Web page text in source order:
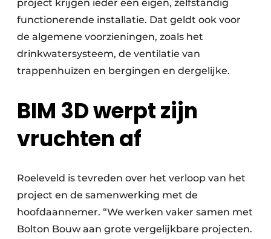
project krijgen ieder een eigen, zelfstandig
functionerende installatie. Dat geldt ook voor
de algemene voorzieningen, zoals het
drinkwatersysteem, de ventilatie van
trappenhuizen en bergingen en dergelijke.
BIM 3D werpt zijn
vruchten af
Roeleveld is tevreden over het verloop van het
project en de samenwerking met de
hoofdaannemer. “We werken vaker samen met
Bolton Bouw aan grote vergelijkbare projecten.